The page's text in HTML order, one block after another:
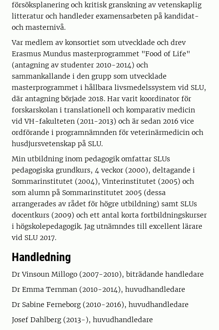
försöksplanering och kritisk granskning av vetenskaplig
litteratur och handleder examensarbeten på kandidat-
och masternivå.
Var medlem av konsortiet som utvecklade och drev
Erasmus Mundus masterprogrammet "Food of Life"
(antagning av studenter 2010-2014) och
sammankallande i den grupp som utvecklade
masterprogrammet i hållbara livsmedelssystem vid SLU,
där antagning började 2018. Har varit koordinator för
forskarskolan i translationell och komparativ medicin
vid VH-fakulteten (2011-2013) och är sedan 2016 vice
ordförande i programnämnden för veterinärmedicin och
husdjursvetenskap på SLU.
Min utbildning inom pedagogik omfattar SLUs
pedagogiska grundkurs, 4 veckor (2000), deltagande i
Sommarinstitutet (2004), Vinterinstitutet (2005) och
som alumn på Sommarinstitutet 2005 (dessa
arrangerades av rådet för högre utbildning) samt SLUs
docentkurs (2009) och ett antal korta fortbildningskurser
i högskolepedagogik. Jag utnämndes till excellent lärare
vid SLU 2017.
Handledning
Dr Vinsoun Millogo (2007-2010), biträdande handledare
Dr Emma Ternman (2010-2014), huvudhandledare
Dr Sabine Ferneborg (2010-2016), huvudhandledare
Josef Dahlberg (2013-), huvudhandledare